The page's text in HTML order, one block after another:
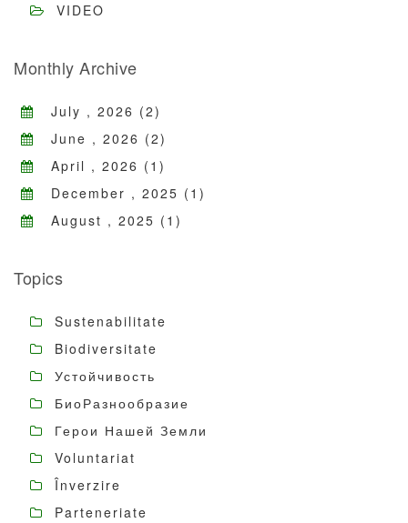
VIDEO
Monthly Archive
July , 2026 (2)
June , 2026 (2)
April , 2026 (1)
December , 2025 (1)
August , 2025 (1)
Topics
Sustenabilitate
Biodiversitate
Устойчивость
БиоРазнообразие
Герои Нашей Земли
Voluntariat
Înverzire
Parteneriate